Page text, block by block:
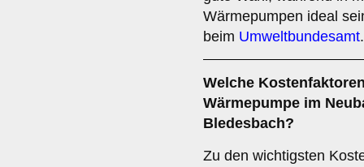
Wärmepumpen ideal
beim Umweltbundesamt.
Welche
Wärmepumpe im
Bledesbach?
Zu den wichtigsten